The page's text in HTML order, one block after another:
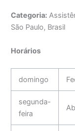
Categoria:
São Paulo, Brasil
Horários
domingo
segunda-
feira